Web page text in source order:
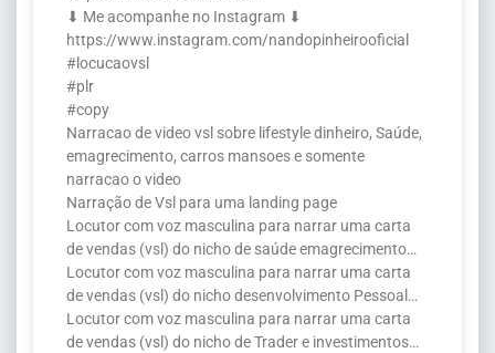
⬇ Me acompanhe no Instagram ⬇
https://www.instagram.com/nandopinheirooficial
#locucaovsl
#plr
#copy
Narracao de video vsl sobre lifestyle dinheiro, Saúde,
emagrecimento, carros mansoes e somente
narracao o video
Narração de Vsl para uma landing page
Locutor com voz masculina para narrar uma carta
de vendas (vsl) do nicho de saúde emagrecimento…
Locutor com voz masculina para narrar uma carta
de vendas (vsl) do nicho desenvolvimento Pessoal…
Locutor com voz masculina para narrar uma carta
de vendas (vsl) do nicho de Trader e investimentos…